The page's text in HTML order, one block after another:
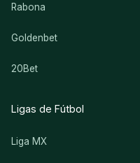
Rabona
Goldenbet
20Bet
Ligas de Fútbol
Liga MX